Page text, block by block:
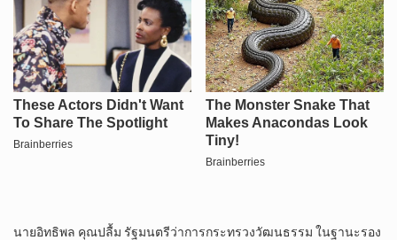
นายอิทธิพล คุณปลื้ม รัฐมนตรีว่าการกระทรวงวัฒนธรรม ในฐานะรอง